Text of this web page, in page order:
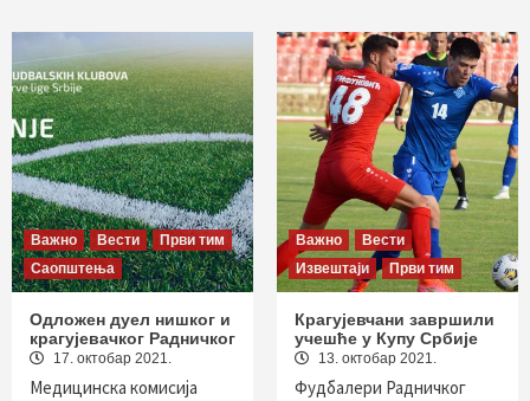
Важно Вести
Први тим
Саопштења
Одложен дуел нишког и
крагујевачког Радничког
17. октобар 2021.
Медицинска комисија
Важно
Вести
Извештаји
Први тим
Крагујевчани завршили
учешће у Купу Србије
13. октобар 2021.
Фудбалери Радничког